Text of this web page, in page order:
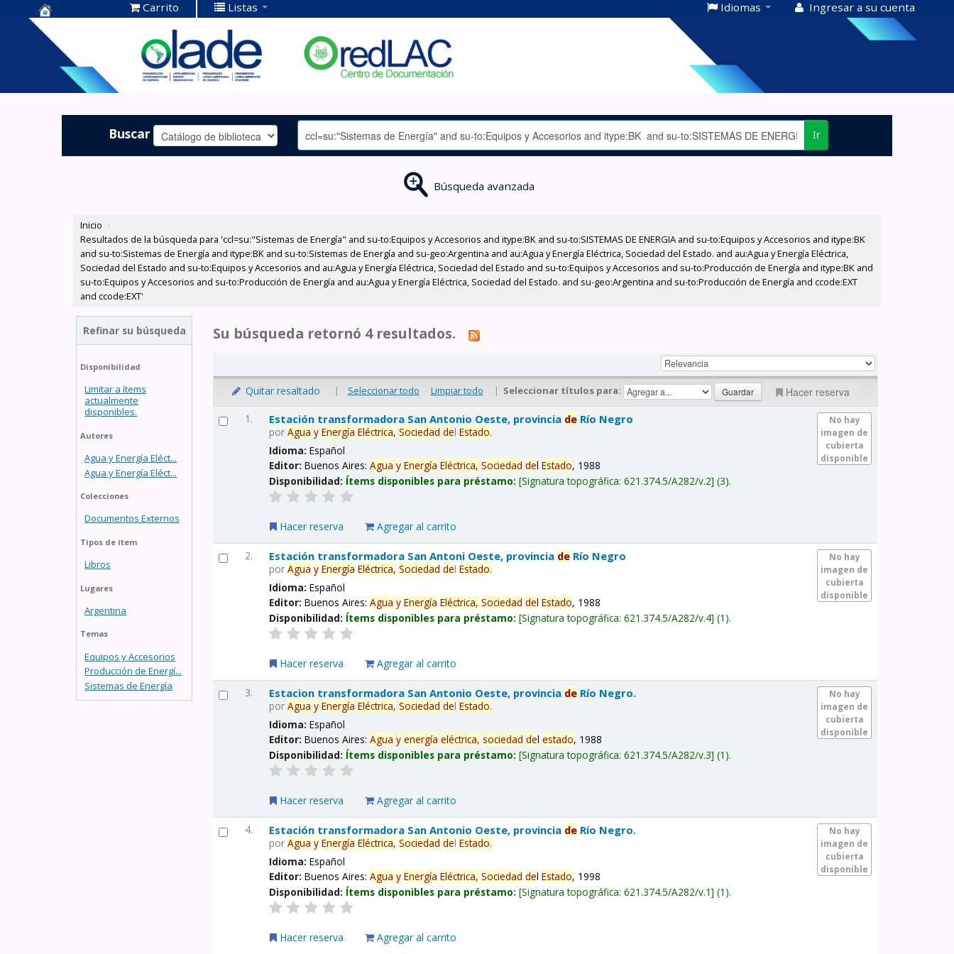
Centro de
Documentación
OLADE -
Carrito Listas Idiomas Ingresar a su cuenta
Buscar Ir
Búsqueda avanzada
Inicio ›
Resultados de la búsqueda para 'ccl=su:"Sistemas de Energía" and su-to:Equipos y Accesorios and itype:BK and su-to:SISTEMAS DE ENERGIA and su-to:Equipos y Accesorios and itype:BK
and su-to:Sistemas de Energía and itype:BK and su-to:Sistemas de Energía and su-geo:Argentina and au:Agua y Energía Eléctrica, Sociedad del Estado. and au:Agua y Energía Eléctrica,
Sociedad del Estado and su-to:Equipos y Accesorios and au:Agua y Energía Eléctrica, Sociedad del Estado and su-to:Equipos y Accesorios and su-to:Producción de Energía and itype:BK and
su-to:Equipos y Accesorios and su-to:Producción de Energía and au:Agua y Energía Eléctrica, Sociedad del Estado. and su-geo:Argentina and su-to:Producción de Energía and ccode:EXT
and ccode:EXT'
Refinar su búsqueda
Disponibilidad
Limitar a ítems
actualmente
disponibles.
Autores
Agua y Energía Eléct...
Agua y Energía Eléct...
Colecciones
Documentos Externos
Tipos de ítem
Libros
Lugares
Argentina
Temas
Equipos y Accesorios
Producción de Energí...
Sistemas de Energía
Su búsqueda retornó 4 resultados.
Quitar resaltado | Seleccionar todo Limpiar todo | Seleccionar títulos para: Hacer reserva
1.
No hay
imagen de
cubierta
disponible
Estación transformadora San Antonio Oeste, provincia de Río Negro
porAgua y Energía Eléctrica, Sociedad delEstado.
Idioma:Español
Editor:Buenos Aires:Agua y Energía Eléctrica, Sociedad delEstado, 1988
Disponibilidad: Ítems disponibles para préstamo: Signatura topográfica:621.374.5/A282/v.2 (3).
Hacer reserva Agregar al carrito
2.
No hay
imagen de
cubierta
disponible
Estación transformadora San Antoni Oeste, provincia de Río Negro
porAgua y Energía Eléctrica, Sociedad delEstado.
Idioma:Español
Editor:Buenos Aires:Agua y Energía Eléctrica, Sociedad delEstado, 1988
Disponibilidad: Ítems disponibles para préstamo: Signatura topográfica:621.374.5/A282/v.4 (1).
Hacer reserva Agregar al carrito
3.
No hay
imagen de
cubierta
disponible
Estacion transformadora San Antonio Oeste, provincia de Río Negro.
porAgua y Energía Eléctrica, Sociedad delEstado.
Idioma:Español
Editor:Buenos Aires:Agua y energía eléctrica, sociedad delestado, 1988
Disponibilidad: Ítems disponibles para préstamo: Signatura topográfica:621.374.5/A282/v.3 (1).
Hacer reserva Agregar al carrito
4.
No hay
imagen de
cubierta
disponible
Estación transformadora San Antonio Oeste, provincia de Río Negro.
porAgua y Energía Eléctrica, Sociedad delEstado.
Idioma:Español
Editor:Buenos Aires:Agua y Energía Eléctrica, Sociedad delEstado, 1998
Disponibilidad: Ítems disponibles para préstamo: Signatura topográfica:621.374.5/A282/v.1 (1).
Hacer reserva Agregar al carrito